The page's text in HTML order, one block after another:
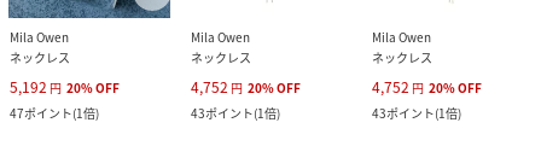
Mila Owen
ネックレス
5,192 円 20%OFF
47ポイント(1倍)
Mila Owen
ネックレス
4,752 円 20%OFF
43ポイント(1倍)
Mila Owen
ネックレス
4,752 円 20%OFF
43ポイント(1倍)